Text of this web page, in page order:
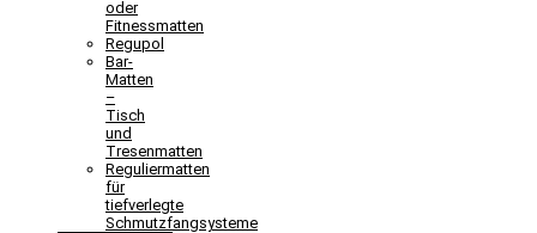
oder
Fitnessmatten
Regupol
Bar-
Matten
–
Tisch
und
Tresenmatten
Reguliermatten
für
tiefverlegte
Schmutzfangsysteme